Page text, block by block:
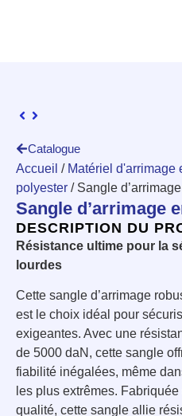
Catalogue
Accueil / Matériel d'arrimage
polyester / Sangle
Sangle d’arrimage
DESCRIPTION DU
Résistance ultime pour la
lourdes
Cette sangle d’arrimage
est le choix idéal pour
exigeantes. Avec une
de 5000 daN, cette sangle
fiabilité inégalées, même
les plus extrêmes.
qualité, cette sangle allie